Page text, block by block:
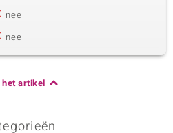
nee
nee
het artikel